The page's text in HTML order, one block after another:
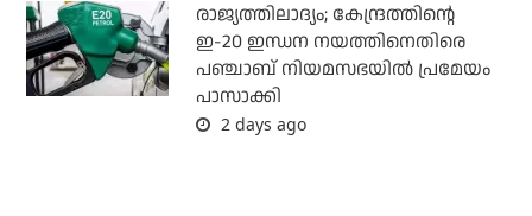
രാജ്യത്തിലാദ്യം; കേന്ദ്രത്തിന്റെ
ഇ-20 ഇന്ധന നയത്തിനെതിരെ
പഞ്ചാബ് നിയമസഭയില്‍ പ്രമേയം
പാസാക്കി
2 days ago